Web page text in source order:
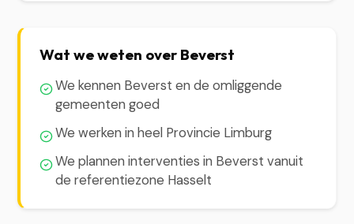
Wat we weten over Beverst
We kennen Beverst en de omliggende
gemeenten goed
We werken in heel Provincie Limburg
We plannen interventies in Beverst vanuit
de referentiezone Hasselt